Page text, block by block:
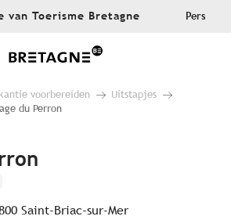
Toerisme Bretagne Pers
voorbereiden
Uitstapjes
du Perron
Saint-Briac-sur-Mer